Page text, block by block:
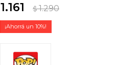
1.161 $ 1.290
10